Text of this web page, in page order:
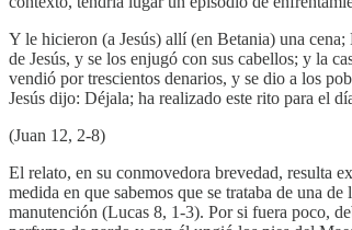
Y le hicieron (a Jesús) allí (en Betania) una
de Jesús, y se los enjugó con sus cabellos; y la
vendió por trescientos denarios, y se dio a los
Jesús dijo: Déjala; ha realizado este rito para el
(Juan 12, 2-8)
El relato, en su conmovedora brevedad, resulta
medida en que sabemos que se trataba de una
manutención (Lucas 8, 1-3). Por si fuera poco,